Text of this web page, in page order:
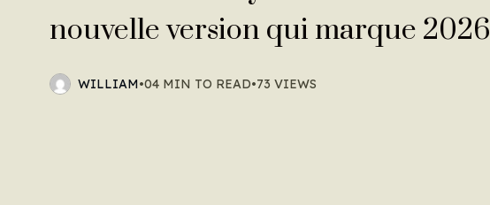
nouvelle version qui marque 2026
WILLIAM•04 MIN TO READ•73 VIEWS